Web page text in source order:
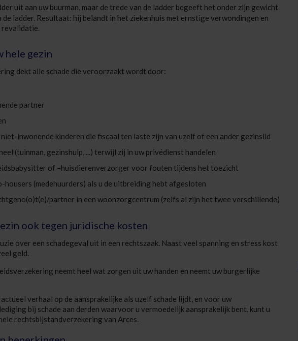
uit aan uw buurman, maar de trede van de ladder begeeft het onder zijn gewicht
de ladder. Resultaat: hij belandt in het ziekenhuis met ernstige verwondingen en
revalidatie.
hele gezin
dekt alle schade die veroorzaakt wordt door:
partner
inwonende kinderen die fiscaal ten laste zijn van uzelf of een ander gezinslid
(tuinman, gezinshulp, ...) terwijl zij in uw privédienst handelen
of –huisdierenverzorger voor fouten tijdens het toezicht
housers (medehuurders) als u de uitbreiding hebt afgesloten
partner in een woonzorgcentrum (zelfs al zijn het twee verschillende)
ook tegen juridische kosten
over een schadegeval uit in een rechtszaak. Naast veel spanning en stress kost
geld.
neemt heel wat zorgen uit uw handen en neemt uw burgerlijke
verhaal op de aansprakelijke als uzelf schade lijdt, en voor uw
bij schade aan derden waarvoor u vermoedelijk aansprakelijk bent, kunt u
rechtsbijstandverzekering van Arces.